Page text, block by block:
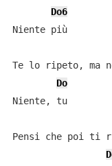
Do6
Niente più
Te lo ripeto, ma
Do
Niente, tu
Pensi che poi ti